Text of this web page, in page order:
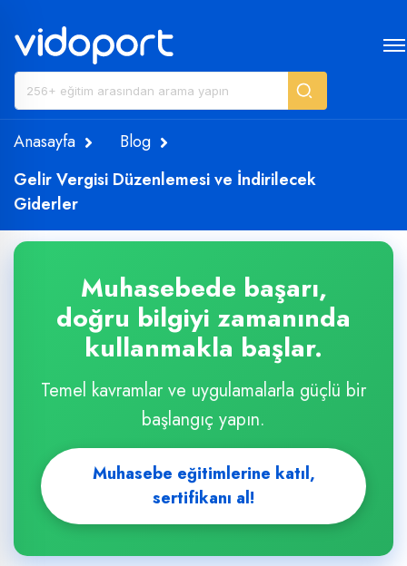
Anasayfa
Blog
Gelir Vergisi Düzenlemesi ve İndirilecek
Giderler
Muhasebede başarı,
doğru bilgiyi zamanında
kullanmakla başlar.
Temel kavramlar ve uygulamalarla güçlü bir
başlangıç yapın.
Muhasebe eğitimlerine katıl,
sertifikanı al!